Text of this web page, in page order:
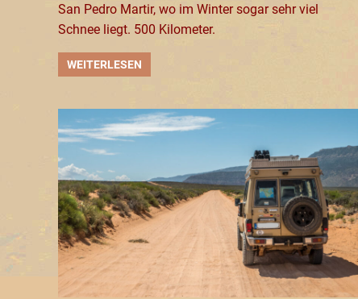
San Pedro Martir, wo im Winter sogar sehr viel
Schnee liegt. 500 Kilometer.
WEITERLESEN